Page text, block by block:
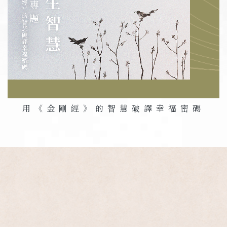
用《金剛經》的智慧破譯幸福密碼